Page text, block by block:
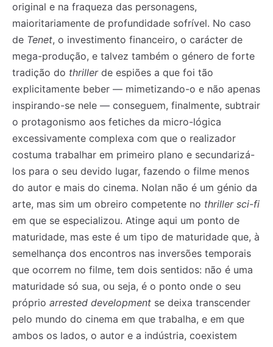
original e na fraqueza das personagens,
maioritariamente de profundidade sofrível. No caso
de Tenet, o investimento financeiro, o carácter de
mega-produção, e talvez também o género de forte
tradição do thrillerde espiões a que foi tão
explicitamente beber — mimetizando-o e não apenas
inspirando-se nele — conseguem, finalmente, subtrair
o protagonismo aos fetiches da micro-lógica
excessivamente complexa com que o realizador
costuma trabalhar em primeiro plano e secundarizá-
los para o seu devido lugar, fazendo o filme menos
do autor e mais do cinema. Nolan não é um génio da
arte, mas sim um obreiro competente no thriller sci-fi
em que se especializou. Atinge aqui um ponto de
maturidade, mas este é um tipo de maturidade que, à
semelhança dos encontros nas inversões temporais
que ocorrem no filme, tem dois sentidos: não é uma
maturidade só sua, ou seja, é o ponto onde o seu
próprio arrested development se deixa transcender
pelo mundo do cinema em que trabalha, e em que
ambos os lados, o autor e a indústria, coexistem